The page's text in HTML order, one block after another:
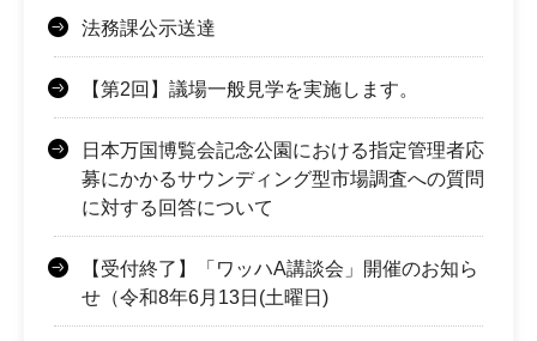
法務課公示送達
【第2回】議場一般見学を実施します。
日本万国博覧会記念公園における指定管理者応
募にかかるサウンディング型市場調査への質問
に対する回答について
【受付終了】「ワッハA講談会」開催のお知ら
せ（令和8年6月13日(土曜日)